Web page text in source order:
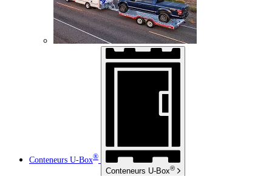
Conteneurs U-Box®
Conteneurs U-Box®